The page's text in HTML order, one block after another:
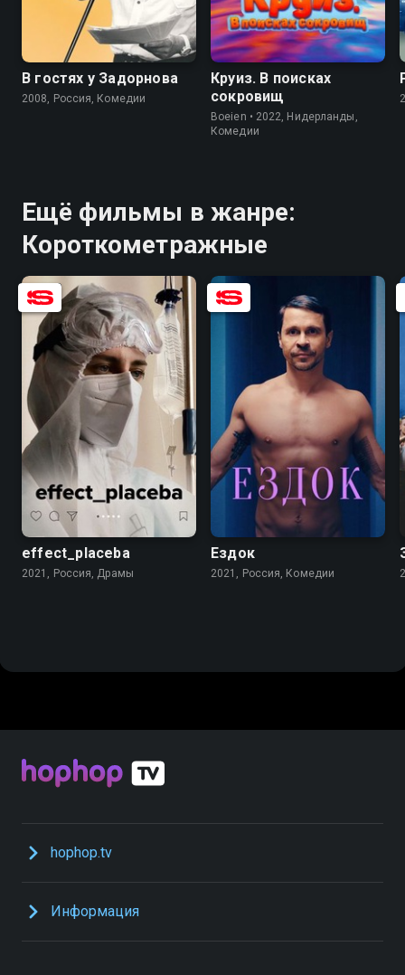
В гостях у Задорнова
2008, Россия, Комедии
7.3 4.3
Круиз. В поисках
сокровищ
Boeien • 2022, Нидерланды,
Комедии
Ещё фильмы в жанре:
Короткометражные
8.1
effect_placeba
2021, Россия, Драмы
6.9 8.0
Ездок
2021, Россия, Комедии
hophop.tv
Информация